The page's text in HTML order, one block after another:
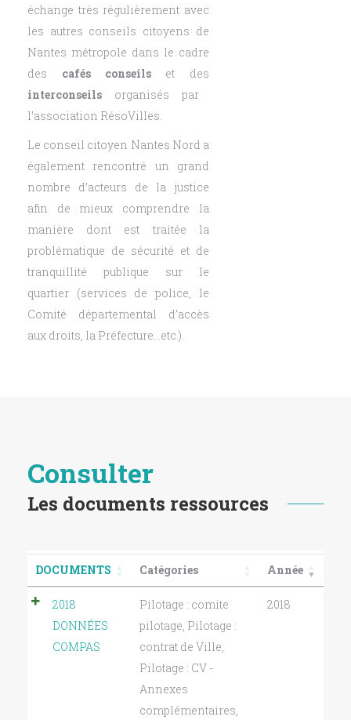
échange très régulièrement avec
les autres conseils citoyens de
Nantes métropole dans le cadre
des cafés conseils et des
interconseils organisés par
l’association RésoVilles.
Le conseil citoyen Nantes Nord a
également rencontré un grand
nombre d’acteurs de la justice
afin de mieux comprendre la
manière dont est traitée la
problématique de sécurité et de
tranquillité publique sur le
quartier (services de police, le
Comité départemental d’accès
aux droits, la Préfecture…etc.).
Consulter
Les documents ressources
DOCUMENTS Catégories Année
2018
DONNÉES
COMPAS
Pilotage : comite
pilotage Pilotage :
contrat de Ville
Pilotage : CV -
Annexes
complémentaires
2018